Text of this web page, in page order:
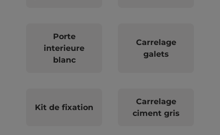
Porte
interieure
blanc
Carrelage
galets
Kit de fixation
Carrelage
ciment gris